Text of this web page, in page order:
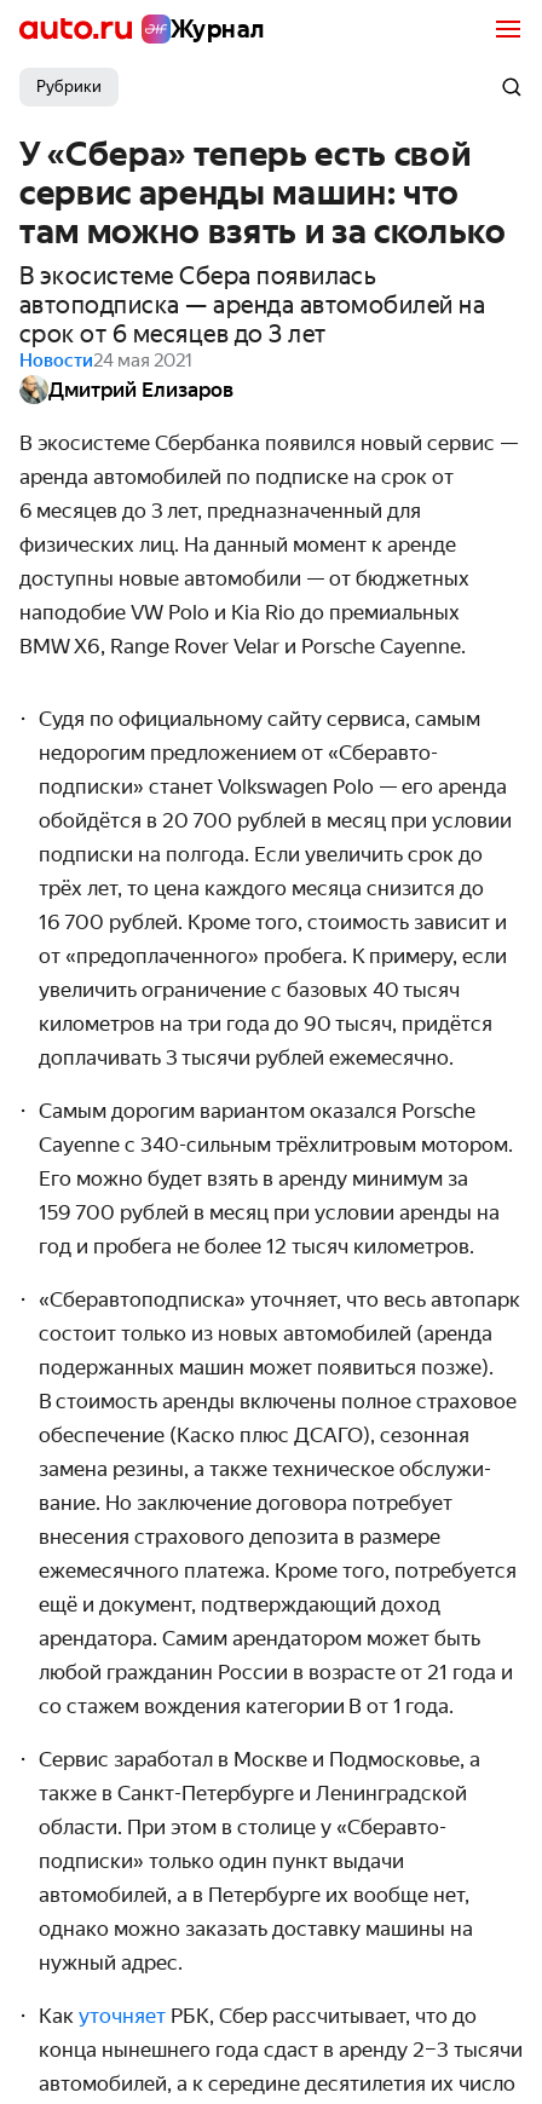
Журнал
Рубрики
У «Сбера» теперь есть свой
сервис аренды машин: что
там можно взять и за сколько
В экосистеме Сбера появилась
автоподписка — аренда автомобилей на
срок от 6 месяцев до 3 лет
Новости24 мая 2021
Дмитрий Елизаров
В экосистеме Сбербанка появился новый сервис —
аренда авто­мобилей по подписке на срок от
6 месяцев до 3 лет, предназ­наченный для
физических лиц. На данный момент к аренде
доступны новые авто­мобили — от бюджетных
наподобие VW Polo и Kia Rio до премиаль­ных
BMW X6, Range Rover Velar и Porsche Cayenne.
Судя по официальному сайту сервиса, самым
недорогим предложе­нием от «Сберавто­
подписки» станет Volkswagen Polo — его аренда
обойдётся в 20 700 рублей в месяц при условии
подписки на полгода. Если увеличить срок до
трёх лет, то цена каждого месяца снизится до
16 700 рублей. Кроме того, стоимость зависит и
от «пред­оплачен­ного» пробега. К примеру, если
увеличить ограничение с базовых 40 тысяч
километров на три года до 90 тысяч, придётся
доплачивать 3 тысячи рублей ежемесячно.
Самым дорогим вариантом оказался Porsche
Cayenne с 340-сильным трёх­литровым мотором.
Его можно будет взять в аренду минимум за
159 700 рублей в месяц при условии аренды на
год и пробега не более 12 тысяч километров.
«Сберавтоподписка» уточняет, что весь автопарк
состоит только из новых автомобилей (аренда
подер­жанных машин может появиться позже).
В стоимость аренды включены полное страховое
обеспе­чение (Каско плюс ДСАГО), сезонная
замена резины, а также техническое обслужи­
вание. Но заключение договора потребует
внесения страхового депозита в размере
ежемесячного платежа. Кроме того, потребуется
ещё и документ, подтверж­дающий доход
арендатора. Самим арендатором может быть
любой гражданин России в возрасте от 21 года и
со стажем вождения категории B от 1 года.
Сервис заработал в Москве и Подмосковье, а
также в Санкт-Петербурге и Ленин­градской
области. При этом в столице у «Сберавто­
подписки» только один пункт выдачи
автомобилей, а в Петербурге их вообще нет,
однако можно заказать доставку машины на
нужный адрес.
Как уточняет РБК, Сбер рассчитывает, что до
конца нынешнего года сдаст в аренду 2–3 тысячи
автомобилей, а к середине десятилетия их число